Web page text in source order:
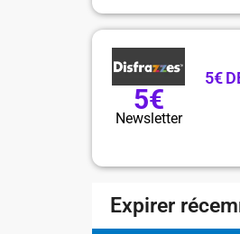
5€
Newsletter
5€
Expirer